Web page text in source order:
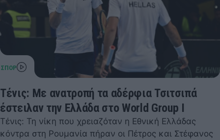
Τένις: Με ανατροπή τα αδέρφια Τσιτσιπά
έστειλαν την Ελλάδα στο World Group I
Τένις: Τη νίκη που χρειαζόταν η Εθνική Ελλάδας
κόντρα στη Ρουμανία πήραν οι Πέτρος και Στέφανος